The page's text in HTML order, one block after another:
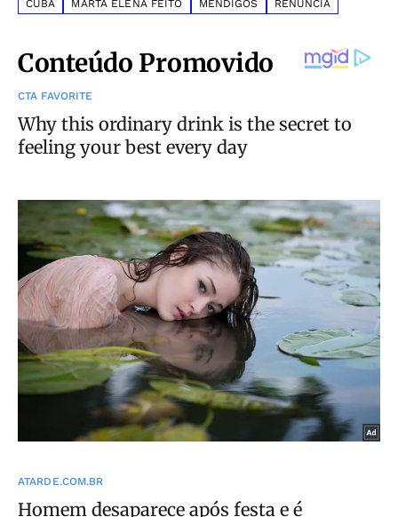
CUBA MARTA ELENA FEITÓ MENDIGOS RENÚNCIA